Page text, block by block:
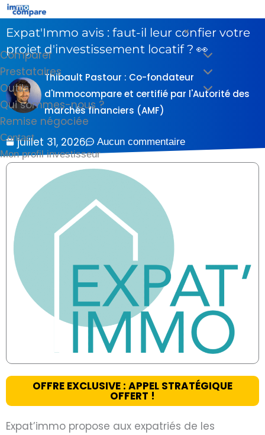
Aller
contenu
×
Comparer
Prestataires
Outils
Qui sommes-nous ?
Remise négociée
Contact
Mon profil investisseur
Expat'Immo avis : faut-il leur confier votre
projet d'investissement locatif ? 👀
Thibault Pastour : Co-fondateur
d'Immocompare et certifié par l'Autorité des
marchés financiers (AMF)
juillet 31, 2026 Aucun commentaire
OFFRE EXCLUSIVE : APPEL STRATÉGIQUE
OFFERT !
Expat’immo propose aux expatriés de les